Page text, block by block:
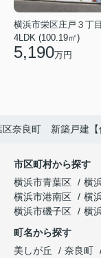
横浜市栄区庄戸３丁目
4LDK (100.19㎡)
5,190万円
区奈良町 新築戸建【
市区町村から探す
横浜市青葉区
横
横浜市港南区
横
横浜市磯子区
横
町名から探す
美しが丘
奈良町